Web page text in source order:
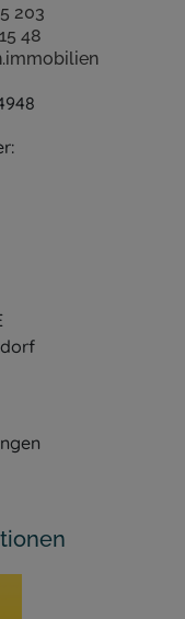
203
48
| Impressum